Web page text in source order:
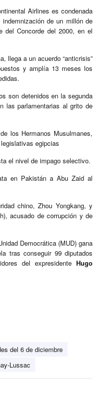
Airlines es condenada
de un millón de
del Concorde del 2000, en el
llega a un acuerdo “anticrisis”
y amplía 13 meses los
son detenidos en la segunda
las parlamentarias al grito de
los Hermanos Musulmanes,
egipcias
el nivel de impago selectivo.
en Pakistán a Abu Zaid al
chino, Zhou Yongkang, y
acusado de corrupción y de
Democrática (MUD) gana
tras conseguir 99 diputados
del expresidente Hugo
del 6 de diciembre
Lussac